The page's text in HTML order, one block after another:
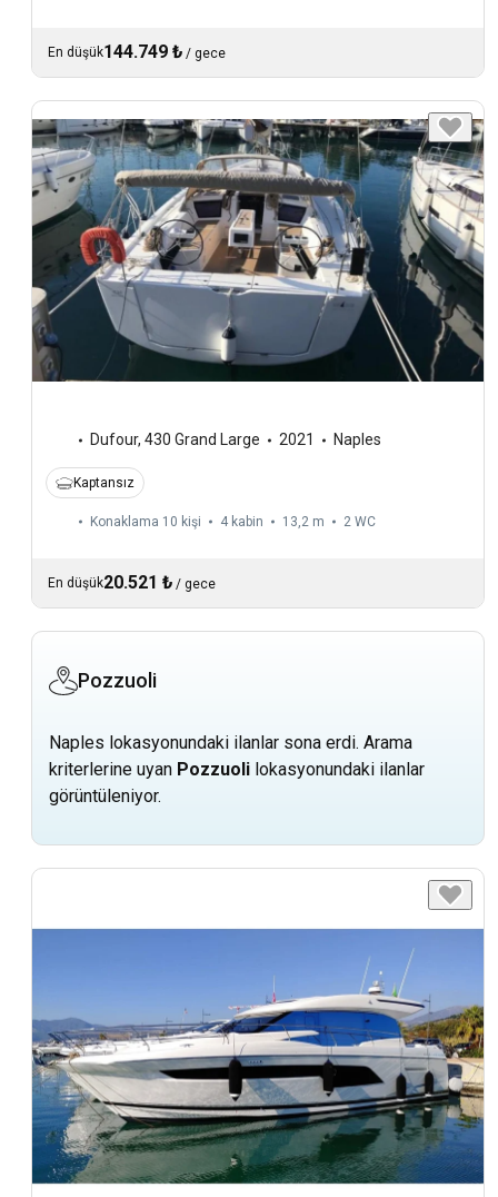
En düşük144.749 ₺ / gece
Dufour, 430 Grand Large 2021 Naples
Kaptansız
Konaklama 10 kişi 4 kabin 13,2 m 2 WC
En düşük20.521 ₺ / gece
Pozzuoli
Naples lokasyonundaki ilanlar sona erdi. Arama
kriterlerine uyan Pozzuoli lokasyonundaki ilanlar
görüntüleniyor.